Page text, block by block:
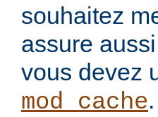
souhaitez
assure
vous devez
mod_cache.